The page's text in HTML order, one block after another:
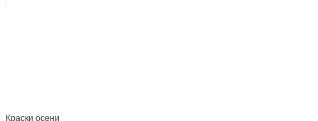
Краски осени